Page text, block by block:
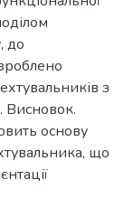
до
з
Висновок.
основу
що